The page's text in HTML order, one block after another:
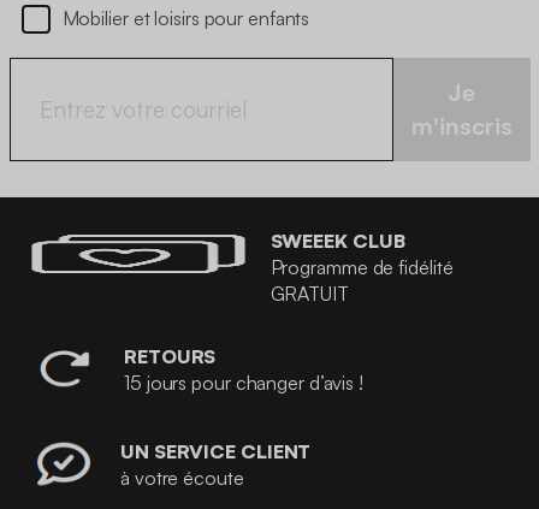
Mobilier et loisirs pour enfants
Je
m'inscris
SWEEEK CLUB
Programme de fidélité
GRATUIT
RETOURS
15 jours pour changer d’avis !
UN SERVICE CLIENT
à votre écoute